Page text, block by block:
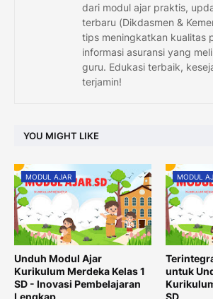
dari modul ajar praktis,
terbaru (Dikdasmen &
tips meningkatkan kualitas
informasi asuransi yang
guru. Edukasi terbaik,
terjamin!
YOU MIGHT LIKE
MODUL AJAR
Unduh Modul Ajar
Kurikulum Merdeka Kelas 1
SD - Inovasi Pembelajaran
MODUL
untuk